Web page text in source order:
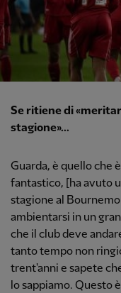
Se ritiene di
stagione»...
Guarda, è quello che
fantastico, [ha avuto
stagione al
ambientarsi in un
che il club deve
tanto tempo non
trent'anni e sapete
lo sappiamo. Questo